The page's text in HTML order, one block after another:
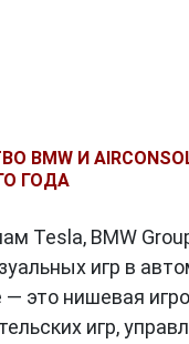
BMW И
ГОДА
Tesla, BMW
игр в
— это нишевая
игр,